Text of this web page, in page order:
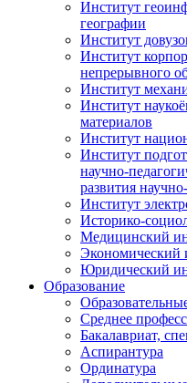
Институт
географии
Институт
Институт
непрерывного
Институт
Институт
материалов
Институт
Институт
научно-
развития
Институт
Историко-
Медицинский
Экономический
Юридический
Образование
Среднее
Бакалавриат,
Аспирантура
Ординатура